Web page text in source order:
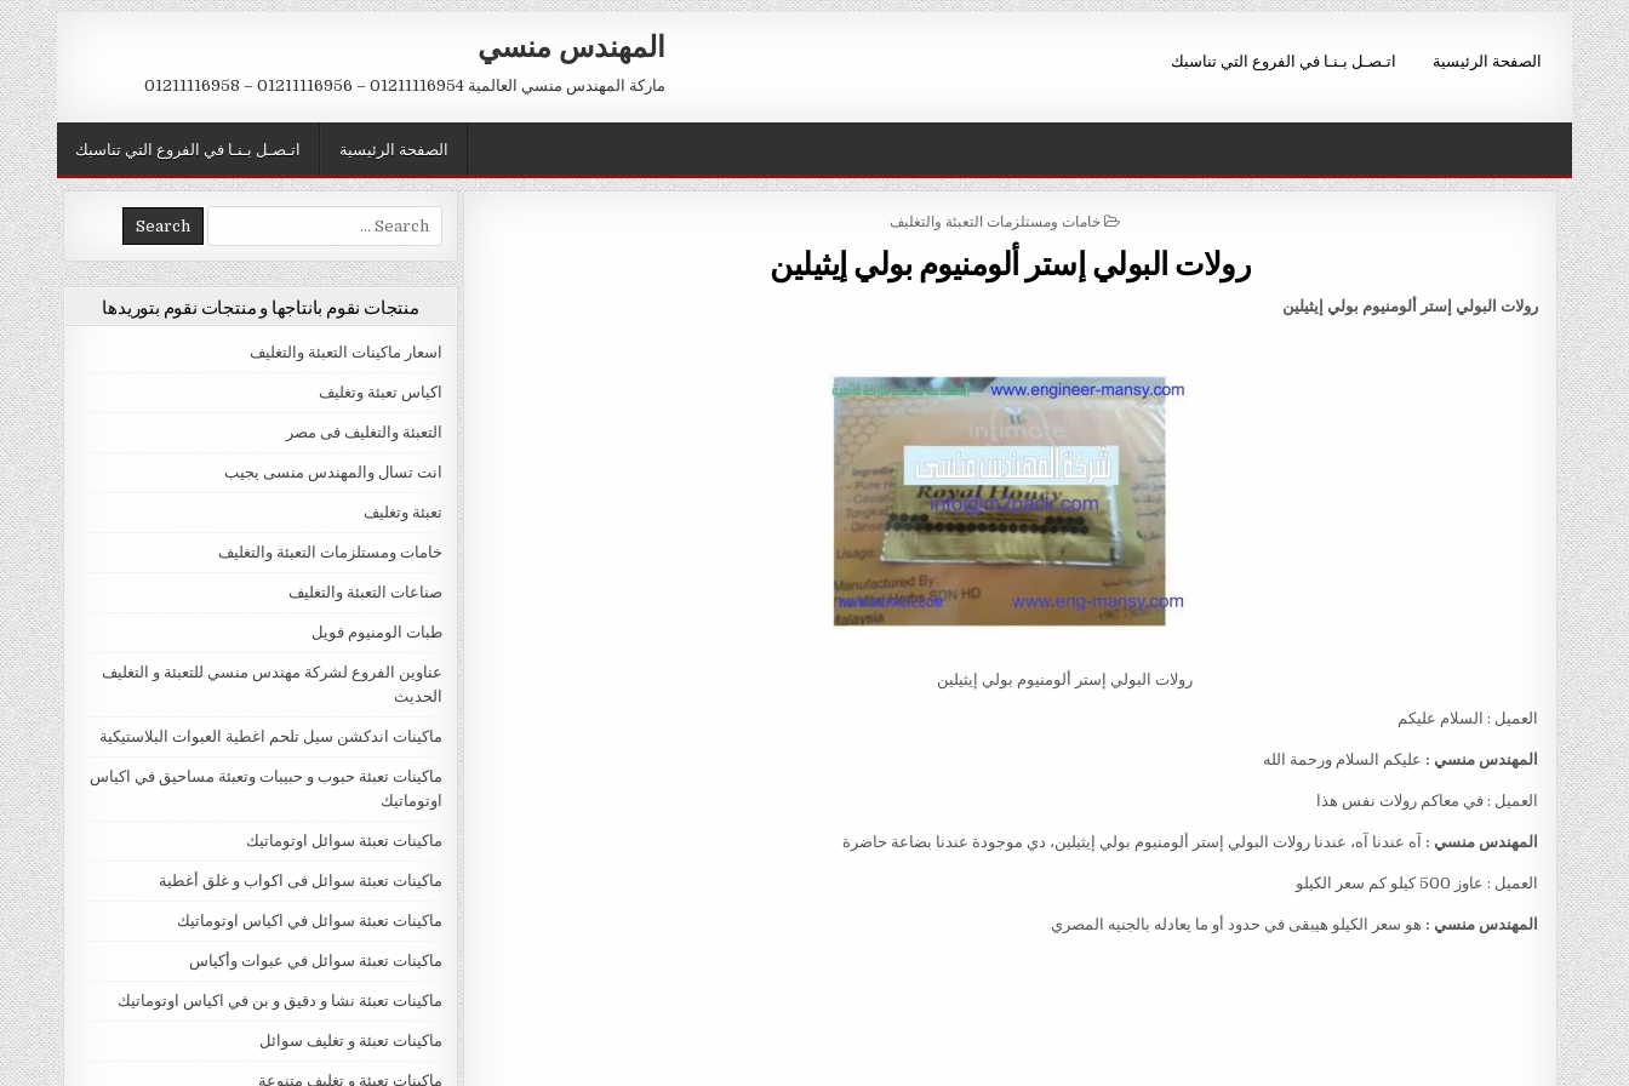
Skip
to
content
المهندس منسي
ماركة المهندس منسي العالمية 01211116954 – 01211116956 – 01211116958
اتـصـل بـنـا في الفروع التي تناسبك الصفحة الرئيسية
اتـصـل بـنـا في الفروع التي تناسبك الصفحة الرئيسية
POSTED
خامات ومستلزمات التعبئة والتغليف
رولات البولي إستر ألومنيوم بولي إيثيلين
رولات البولي إستر ألومنيوم بولي إيثيلين
رولات البولي إستر ألومنيوم بولي إيثيلين
العميل : السلام عليكم
المهندس منسي : عليكم السلام ورحمة الله
العميل : في معاكم رولات نفس هذا
المهندس منسي : آه عندنا آه، عندنا رولات البولي إستر ألومنيوم بولي إيثيلين، دي موجودة عندنا بضاعة حاضرة
العميل : عاوز 500 كيلو كم سعر الكيلو
المهندس منسي : هو سعر الكيلو هيبقى في حدود أو ما يعادله بالجنيه المصري
Search
for:
منتجات نقوم بانتاجها و منتجات نقوم بتوريدها
اسعار ماكينات التعبئة والتغليف
اكياس تعبئة وتغليف
التعبئة والتغليف فى مصر
انت تسال والمهندس منسى يجيب
تعبئة وتغليف
خامات ومستلزمات التعبئة والتغليف
صناعات التعبئة والتغليف
طبات الومنيوم فويل
عناوين الفروع لشركة مهندس منسي للتعبئة و التغليف
الحديث
ماكينات اندكشن سيل تلحم اغطية العبوات البلاستيكية
ماكينات تعبئة حبوب و حبيبات وتعبئة مساحيق في اكياس
اوتوماتيك
ماكينات تعبئة سوائل اوتوماتيك
ماكينات تعبئة سوائل فى اكواب و غلق أغطية
ماكينات تعبئة سوائل في اكياس اوتوماتيك
ماكينات تعبئة سوائل في عبوات وأكياس
ماكينات تعبئة نشا و دقيق و بن في اكياس اوتوماتيك
ماكينات تعبئة و تغليف سوائل
ماكينات تعبئة و تغليف متنوعة